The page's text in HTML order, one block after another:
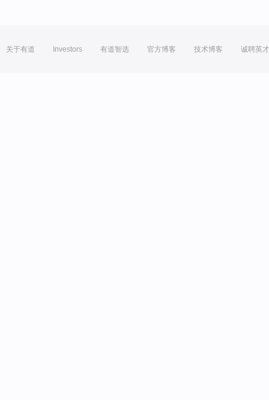
关于有道 Investors 有道智选 官方博客 技术博客 诚聘英才